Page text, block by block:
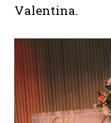
Valentina.